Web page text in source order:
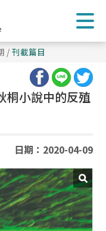
/ 刊載篇目
桐小說中的反殖
日期：2020-04-09